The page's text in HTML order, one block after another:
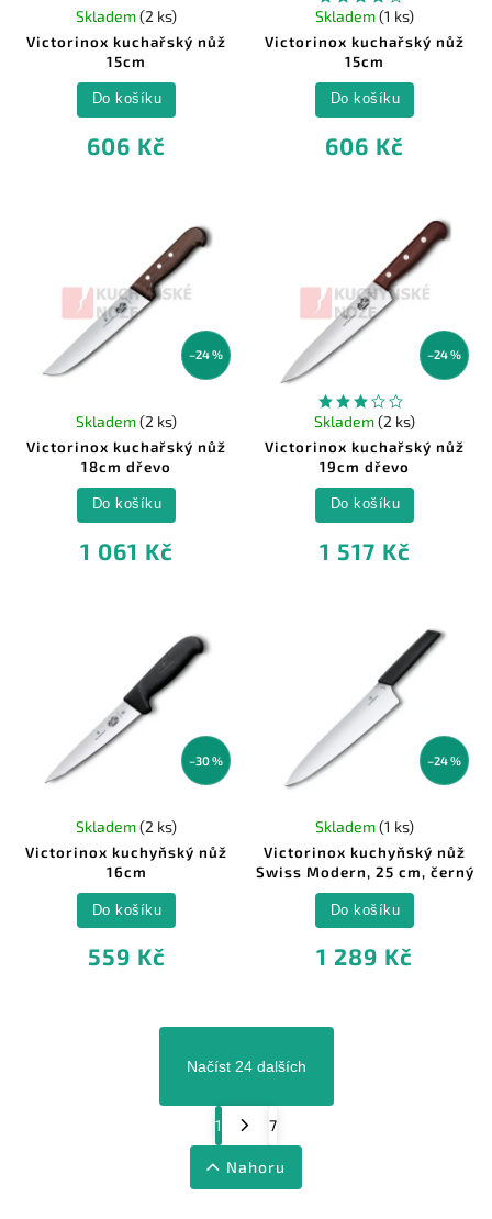
Victorinox kuchařský nůž
15cm
Skladem(2 ks)
606 Kč
Do košíku
Victorinox kuchařský nůž
15cm
Skladem(1 ks)
606 Kč
Do košíku
–24 %
Victorinox kuchařský nůž
18cm dřevo
Skladem(2 ks)
1 061 Kč
Do košíku
–24 %
Victorinox kuchařský nůž
19cm dřevo
Skladem(2 ks)
1 517 Kč
Do košíku
–30 %
Victorinox kuchyňský nůž
16cm
Skladem(2 ks)
559 Kč
Do košíku
–24 %
Victorinox kuchyňský nůž
Swiss Modern, 25 cm, černý
Skladem(1 ks)
1 289 Kč
Do košíku
Načíst 24 dalších
1 7
Nahoru